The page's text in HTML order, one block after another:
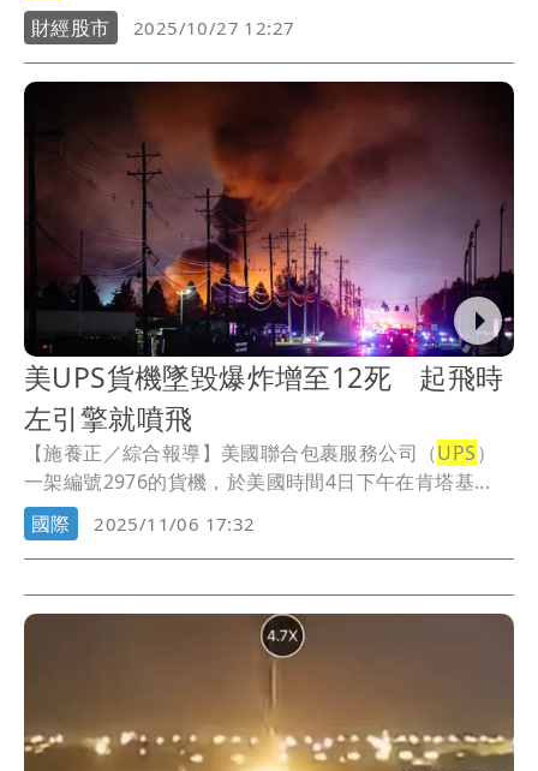
財經股市
2025/10/27 12:27
美UPS貨機墜毀爆炸增至12死 起飛時
左引擎就噴飛
【施養正／綜合報導】美國聯合包裹服務公司（UPS）
一架編號2976的貨機，於美國時間4日下午在肯塔基...
國際
2025/11/06 17:32